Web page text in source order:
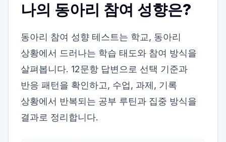
나의 동아리 참여 성향은?
동아리 참여 성향 테스트는 학교, 동아리
상황에서 드러나는 학습 태도와 참여 방식을
살펴봅니다. 12문항 답변으로 선택 기준과
반응 패턴을 확인하고, 수업, 과제, 기록
상황에서 반복되는 공부 루틴과 집중 방식을
결과로 정리합니다.